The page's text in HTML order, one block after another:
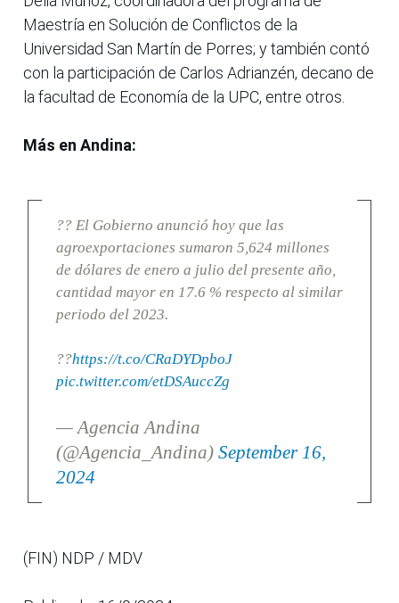
Maestría en Solución de Conflictos de la
Universidad San Martín de Porres; y también contó
con la participación de Carlos Adrianzén, decano de
la facultad de Economía de la UPC, entre otros.
Más en Andina:
?? El Gobierno anunció hoy que las
agroexportaciones sumaron 5,624 millones
de dólares de enero a julio del presente año,
cantidad mayor en 17.6 % respecto al similar
periodo del 2023.
??https://t.co/CRaDYDpboJ
pic.twitter.com/etDSAuccZg
— Agencia Andina
(@Agencia_Andina) September 16,
2024
(FIN) NDP / MDV